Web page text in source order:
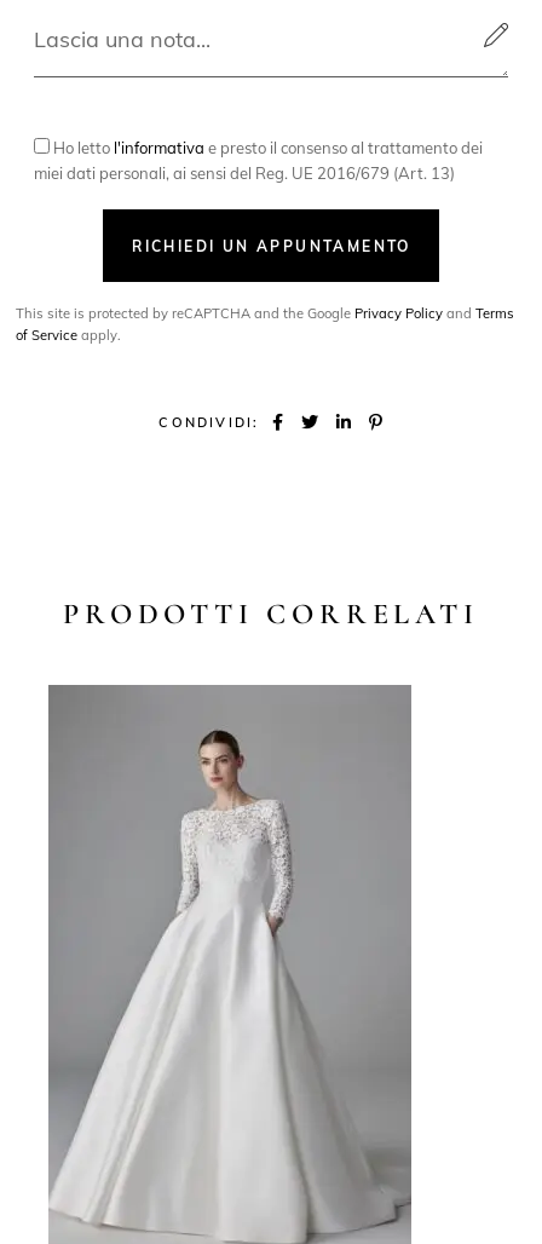
Ho letto l'informativa e presto il consenso al trattamento dei
miei dati personali, ai sensi del Reg. UE 2016/679 (Art. 13)
RICHIEDI UN APPUNTAMENTO
This site is protected by reCAPTCHA and the Google Privacy Policy andTerms
of Service apply.
CONDIVIDI:
PRODOTTI CORRELATI